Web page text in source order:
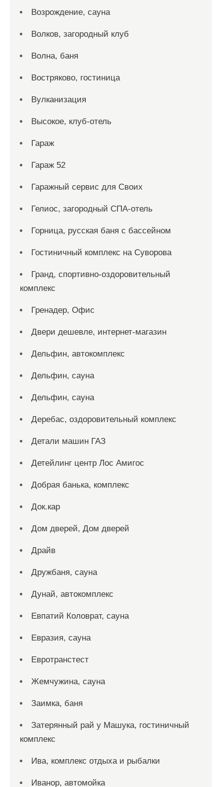
Возрождение, сауна
Волков, загородный клуб
Волна, баня
Востряково, гостиница
Вулканизация
Высокое, клуб-отель
Гараж
Гараж 52
Гаражный сервис для Своих
Гелиос, загородный СПА-отель
Горница, русская баня с бассейном
Гостиничный комплекс на Суворова
Гранд, спортивно-оздоровительный
комплекс
Гренадер, Офис
Двери дешевле, интернет-магазин
Дельфин, автокомплекс
Дельфин, сауна
Дельфин, сауна
Деребас, оздоровительный комплекс
Детали машин ГАЗ
Детейлинг центр Лос Амигос
Добрая банька, комплекс
Док.кар
Дом дверей, Дом дверей
Драйв
Дружбаня, сауна
Дунай, автокомплекс
Евпатий Коловрат, сауна
Евразия, сауна
Евротранстест
Жемчужина, сауна
Заимка, баня
Затерянный рай у Машука, гостиничный
комплекс
Ива, комплекс отдыха и рыбалки
Иванор, автомойка